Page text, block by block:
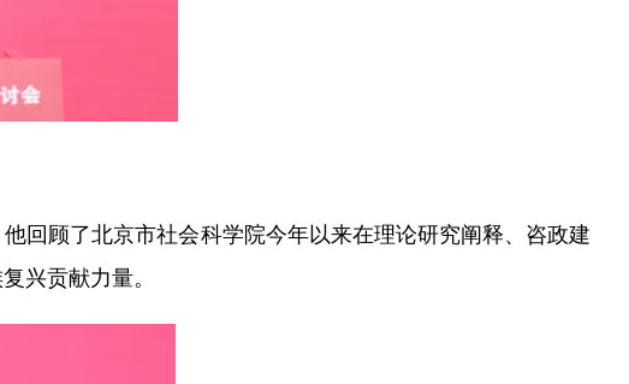
顾了北京市社会科学院今年以来在理论研究阐释、咨政建
兴贡献力量。